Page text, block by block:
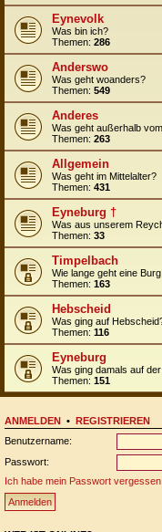
Eynevolk
Was bin ich?
Themen: 286
Anderswo
Was geht woanders?
Themen: 549
Anderes
Was geht außerhalb
Themen: 263
Allgemein
Was geht im Mittelalter?
Themen: 431
Eyneburg †
Was aus unserem
Themen: 33
Timpelbach
Wie lange geht eine
Themen: 163
Hebscheid
Was ging auf
Themen: 116
Eyneburg
Was ging damals auf
Themen: 151
ANMELDEN • REGISTRIEREN
Benutzername:
Passwort:
Ich habe mein Passwort vergessen